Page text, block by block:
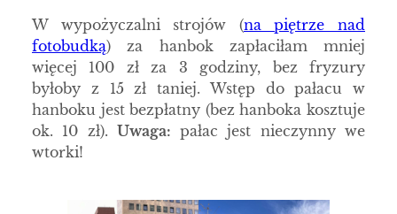
W wypożyczalni strojów (na piętrze nad
fotobudką) za hanbok zapłaciłam mniej
więcej 100 zł za 3 godziny, bez fryzury
byłoby z 15 zł taniej. Wstęp do pałacu w
hanboku jest bezpłatny (bez hanboka kosztuje
ok. 10 zł). Uwaga: pałac jest nieczynny we
wtorki!